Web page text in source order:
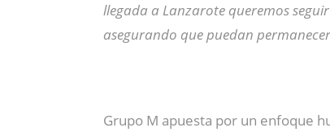
llegada a Lanzarote queremos
asegurando que puedan
Grupo M apuesta por un enfoque